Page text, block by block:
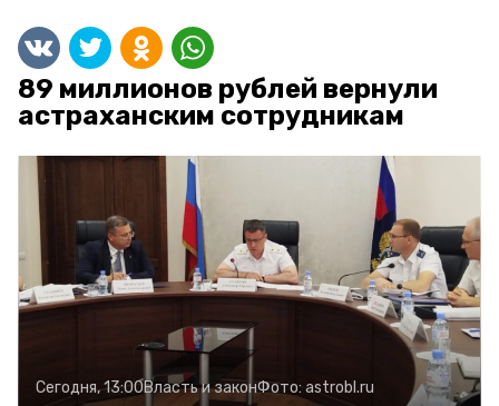
89 миллионов рублей вернули
астраханским сотрудникам
Сегодня, 13:00Власть и законФото: astrobl.ru